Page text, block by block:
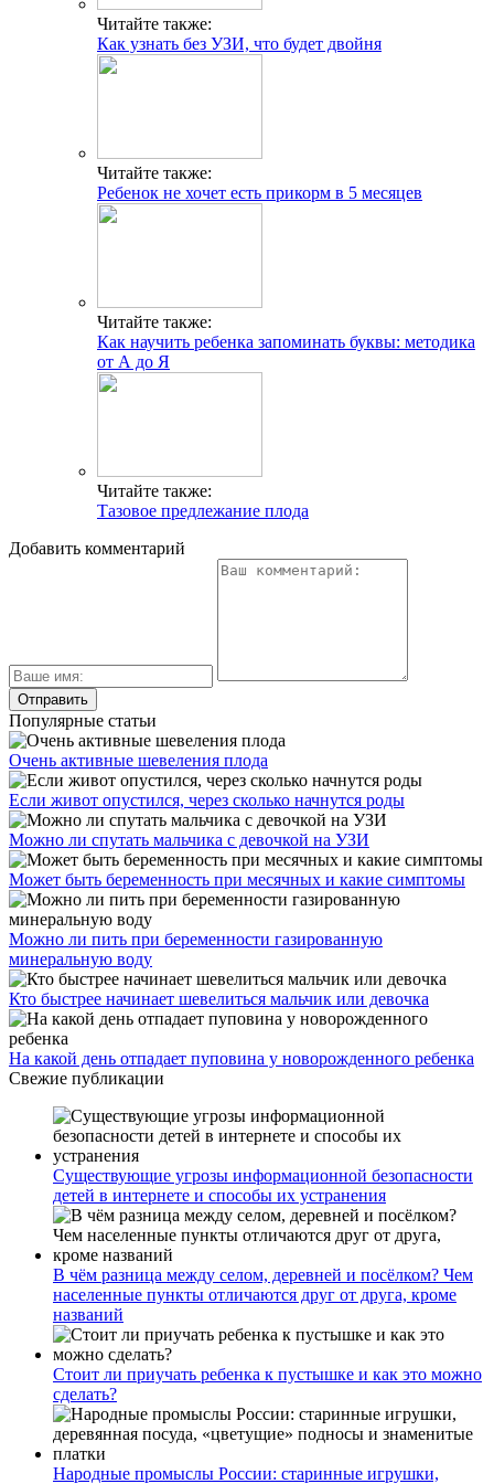
Читайте также:
Как узнать без УЗИ, что будет двойня
Читайте также:
Ребенок не хочет есть прикорм в 5 месяцев
Читайте также:
Как научить ребенка запоминать буквы: методика
от А до Я
Читайте также:
Тазовое предлежание плода
Добавить комментарий
Популярные статьи
Очень активные шевеления плода
Если живот опустился, через сколько начнутся роды
Можно ли спутать мальчика с девочкой на УЗИ
Может быть беременность при месячных и какие симптомы
Можно ли пить при беременности газированную
минеральную воду
Кто быстрее начинает шевелиться мальчик или девочка
На какой день отпадает пуповина у новорожденного ребенка
Свежие публикации
Существующие угрозы информационной безопасности
детей в интернете и способы их устранения
В чём разница между селом, деревней и посёлком? Чем
населенные пункты отличаются друг от друга, кроме
названий
Стоит ли приучать ребенка к пустышке и как это можно
сделать?
Народные промыслы России: старинные игрушки,